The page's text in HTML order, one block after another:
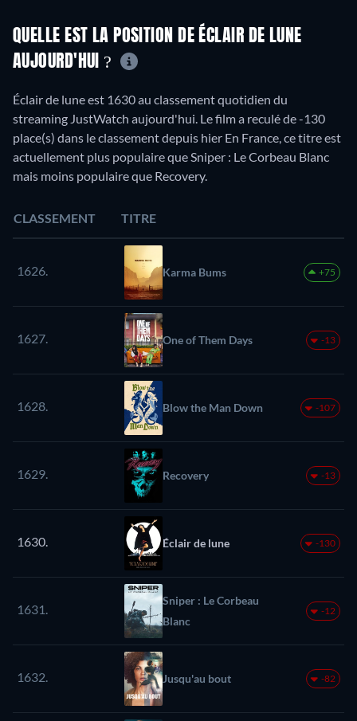
QUELLE EST LA POSITION DE ÉCLAIR DE LUNE
AUJOURD'HUI ?
Éclair de lune est 1630 au classement quotidien du
streaming JustWatch aujourd'hui. Le film a reculé de -130
place(s) dans le classement depuis hier En France, ce titre est
actuellement plus populaire que Sniper : Le Corbeau Blanc
mais moins populaire que Recovery.
CLASSEMENT TITRE
1626. Karma Bums +75
1627. One of Them Days -13
1628. Blow the Man Down -107
1629. Recovery -13
1630. Éclair de lune -130
1631.
Sniper : Le Corbeau
Blanc
-12
1632. Jusqu'au bout -82